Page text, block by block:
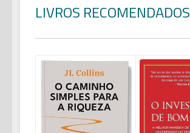
LIVROS RECOMENDADOS